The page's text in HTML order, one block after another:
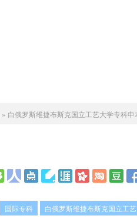
» 白俄罗斯维捷布斯克国立工艺大学专科
国际专科 白俄罗斯维捷布斯克国立工